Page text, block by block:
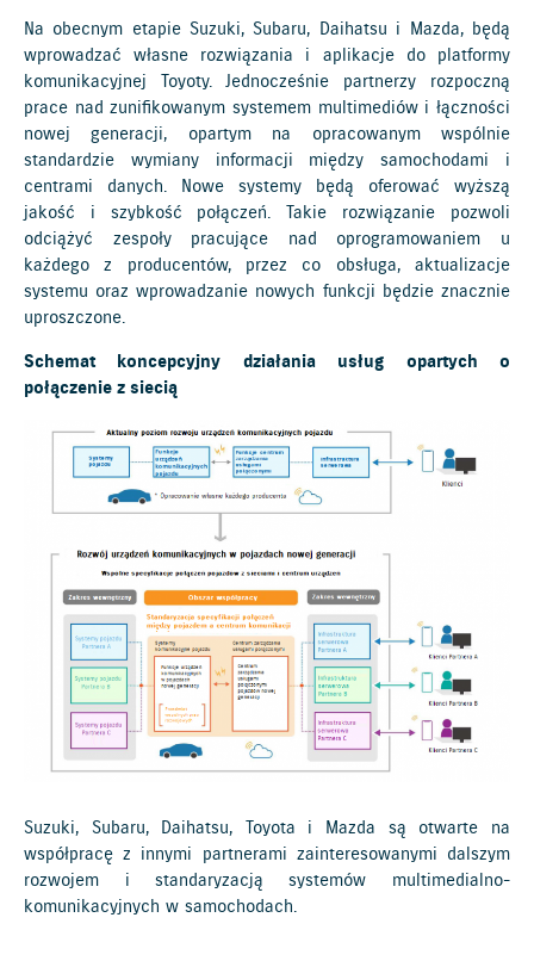
Na obecnym etapie Suzuki, Subaru, Daihatsu i Mazda, będą
wprowadzać własne rozwiązania i aplikacje do platformy
komunikacyjnej Toyoty. Jednocześnie partnerzy rozpoczną
prace nad zunifikowanym systemem multimediów i łączności
nowej generacji, opartym na opracowanym wspólnie
standardzie wymiany informacji między samochodami i
centrami danych. Nowe systemy będą oferować wyższą
jakość i szybkość połączeń. Takie rozwiązanie pozwoli
odciążyć zespoły pracujące nad oprogramowaniem u
każdego z producentów, przez co obsługa, aktualizacje
systemu oraz wprowadzanie nowych funkcji będzie znacznie
uproszczone.
Schemat koncepcyjny działania usług opartych o
połączenie z siecią
Suzuki, Subaru, Daihatsu, Toyota i Mazda są otwarte na
współpracę z innymi partnerami zainteresowanymi dalszym
rozwojem i standaryzacją systemów multimedialno-
komunikacyjnych w samochodach.